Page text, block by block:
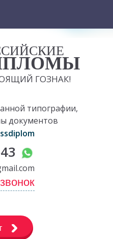
ГОЗНАК!
типографии,
документов